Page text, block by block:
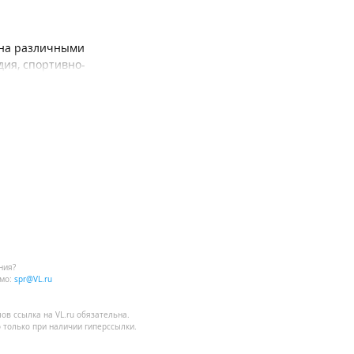
различными
спортивно-
spr@VL.ru
ссылка на VL.ru обязательна.
при наличии гиперссылки.